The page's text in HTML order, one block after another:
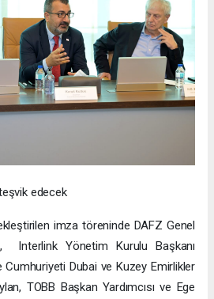
teşvik edecek
imza töreninde DAFZ Genel
Interlink Yönetim Kurulu Başkanı
Cumhuriyeti Dubai ve Kuzey Emirlikler
TOBB Başkan Yardımcısı ve Ege